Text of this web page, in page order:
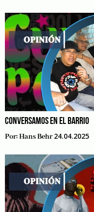
CONVERSAMOS EN EL BARRIO
Por:Hans Behr 24.04.2025